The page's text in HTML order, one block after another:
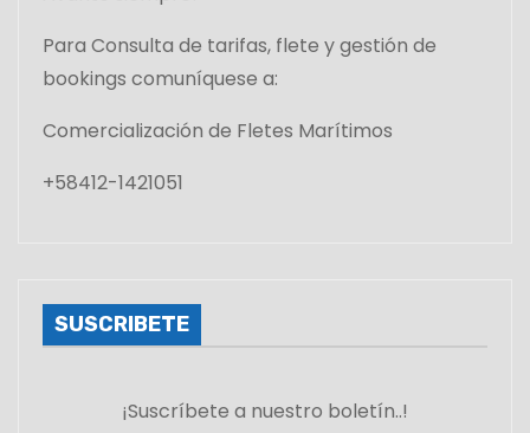
Para Consulta de tarifas, flete y gestión de
bookings comuníquese a:
Comercialización de Fletes Marítimos
+58412-1421051
SUSCRIBETE
¡Suscríbete a nuestro boletín..!